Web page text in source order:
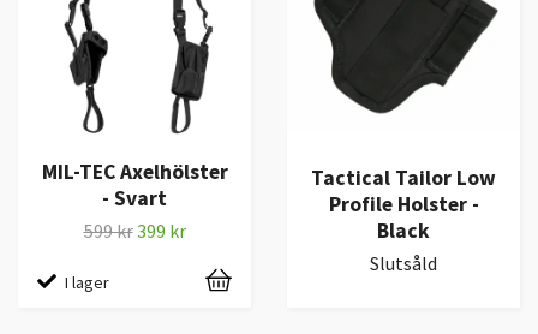
MIL-TEC Axelhölster
- Svart
599 kr399 kr
I lager
Tactical Tailor Low
Profile Holster -
Black
Slutsåld